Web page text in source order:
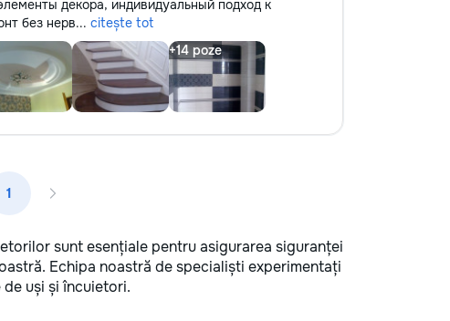
декора, индивидуальный подход к
без нерв... citește tot
1
sunt esențiale pentru asigurarea siguranței
Echipa noastră de specialiști experimentați
uși și încuietori.